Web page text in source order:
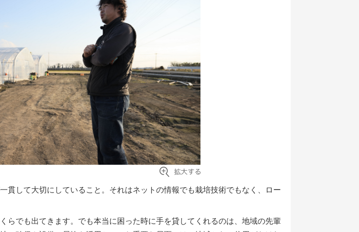
貫して大切にしていること。それはネットの情報でも栽培技術でもなく、ロー
らでも出てきます。でも本当に困った時に手を貸してくれるのは、地域の先輩